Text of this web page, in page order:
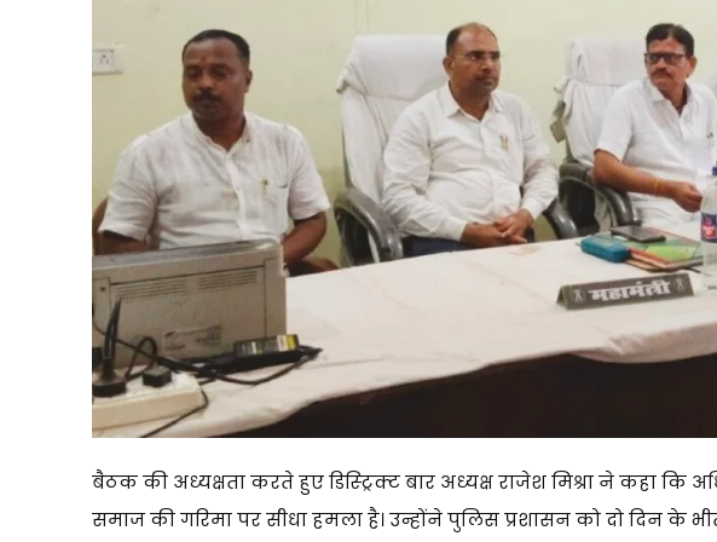
बैठक की अध्यक्षता करते हुए डिस्ट्रिक्ट बार अध्यक्ष राजेश मिश्रा ने कहा कि
समाज की गरिमा पर सीधा हमला है। उन्होंने पुलिस प्रशासन को दो दिन के